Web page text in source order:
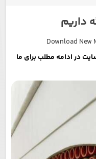
داریم
Download New
در ادامه مطلب برای ما